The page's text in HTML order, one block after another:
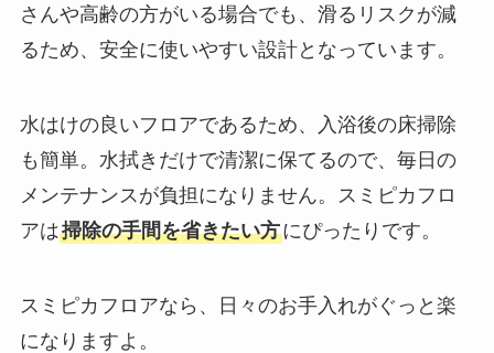
さんや高齢の方がいる場合でも、滑るリスクが減
るため、安全に使いやすい設計となっています。
水はけの良いフロアであるため、入浴後の床掃除
も簡単。水拭きだけで清潔に保てるので、毎日の
メンテナンスが負担になりません。スミピカフロ
アは掃除の手間を省きたい方にぴったりです。
スミピカフロアなら、日々のお手入れがぐっと楽
になりますよ。